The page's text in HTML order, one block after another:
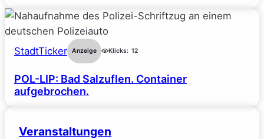
StadtTicker Anzeige Klicks: 12
POL-LIP: Bad Salzuflen. Container
aufgebrochen.
Veranstaltungen